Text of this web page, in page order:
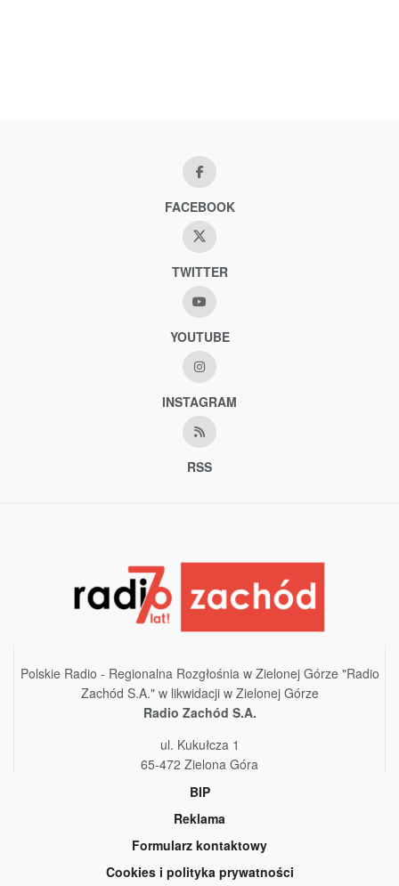
FACEBOOK
TWITTER
YOUTUBE
INSTAGRAM
RSS
Polskie Radio - Regionalna Rozgłośnia w Zielonej Górze "Radio
Zachód S.A." w likwidacji w Zielonej Górze
Radio Zachód S.A.
ul. Kukułcza 1
65-472 Zielona Góra
BIP
Reklama
Formularz kontaktowy
Cookies i polityka prywatności